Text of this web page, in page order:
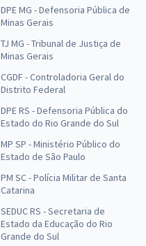
DPE MG - Defensoria Pública de
Minas Gerais
TJ MG - Tribunal de Justiça de
Minas Gerais
CGDF - Controladoria Geral do
Distrito Federal
DPE RS - Defensoria Pública do
Estado do Rio Grande do Sul
MP SP - Ministério Público do
Estado de São Paulo
PM SC - Polícia Militar de Santa
Catarina
SEDUC RS - Secretaria de
Estado da Educação do Rio
Grande do Sul